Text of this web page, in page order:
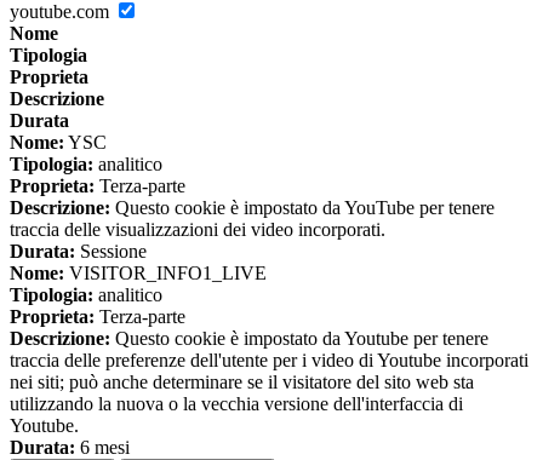
youtube.com
Nome
Tipologia
Proprieta
Descrizione
Durata
Nome: YSC
Tipologia: analitico
Proprieta: Terza-parte
Descrizione: Questo cookie è impostato da YouTube per tenere
traccia delle visualizzazioni dei video incorporati.
Durata: Sessione
Nome: VISITOR_INFO1_LIVE
Tipologia: analitico
Proprieta: Terza-parte
Descrizione: Questo cookie è impostato da Youtube per tenere
traccia delle preferenze dell'utente per i video di Youtube incorporati
nei siti; può anche determinare se il visitatore del sito web sta
utilizzando la nuova o la vecchia versione dell'interfaccia di
Youtube.
Durata: 6 mesi